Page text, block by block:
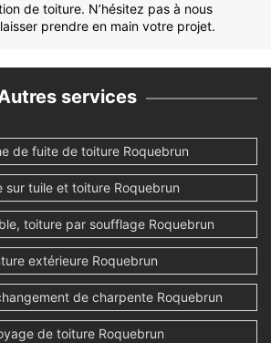
de toiture. N’hésitez pas à nous
prendre en main votre projet.
services
de fuite de toiture Roquebrun
sur tuile et toiture Roquebrun
toiture par soufflage Roquebrun
extérieure Roquebrun
de charpente Roquebrun
de toiture Roquebrun